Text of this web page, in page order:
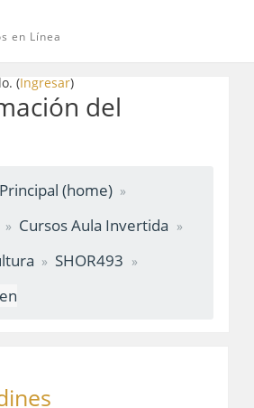
en Línea
(Ingresar)
del
(home)
Cursos Aula Invertida
SHOR493